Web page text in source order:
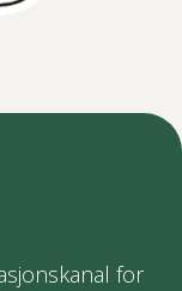
for